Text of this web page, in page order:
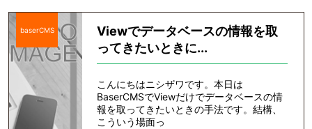
baserCMS
Viewでデータベースの情報を取
ってきたいときに...
こんにちはニシザワです。本日は
BaserCMSでViewだけでデータベースの情
報を取ってきたいときの手法です。結構、
こういう場面っ